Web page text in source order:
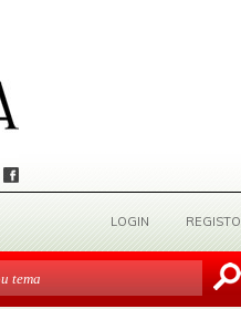
LOGIN REGISTO